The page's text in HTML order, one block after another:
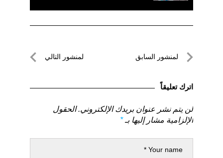
تصفّحلمنشور السابق
السابق
لمنشور التالي
اترك تعليقاً
لن يتم نشر عنوان بريدك الإلكتروني. الحقول
الإلزامية مشار إليها بـ*